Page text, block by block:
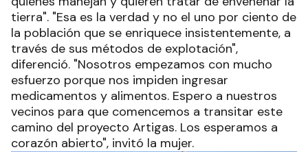
tierra". "Esa es la verdad y no el uno por ciento de
la población que se enriquece insistentemente, a
través de sus métodos de explotación",
diferenció. "Nosotros empezamos con mucho
esfuerzo porque nos impiden ingresar
medicamentos y alimentos. Espero a nuestros
vecinos para que comencemos a transitar este
camino del proyecto Artigas. Los esperamos a
corazón abierto", invitó la mujer.